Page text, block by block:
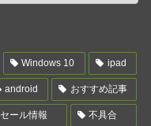
Windows 10 ipad
android おすすめ記事
セール情報 不具合